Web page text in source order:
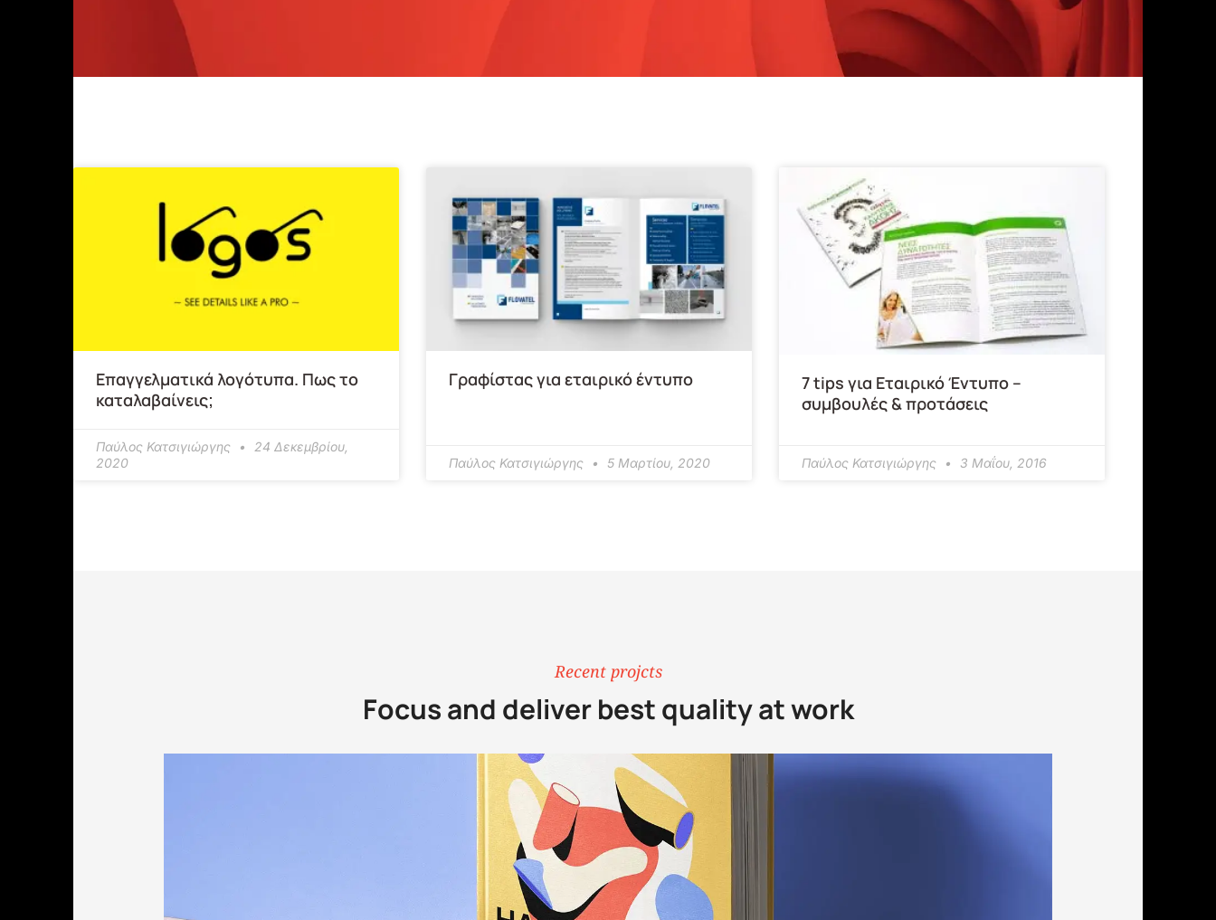
Επαγγελματικά λογότυπα. Πως το
καταλαβαίνεις;
Παύλος Κατσιγιώργης
24 Δεκεμβρίου,
2020
Γραφίστας για εταιρικό έντυπο
Παύλος Κατσιγιώργης 5 Μαρτίου, 2020
7 tips για Εταιρικό Έντυπo –
συμβουλές & προτάσεις
Παύλος Κατσιγιώργης 3 Μαΐου, 2016
Recent projcts
Focus and deliver best quality at work